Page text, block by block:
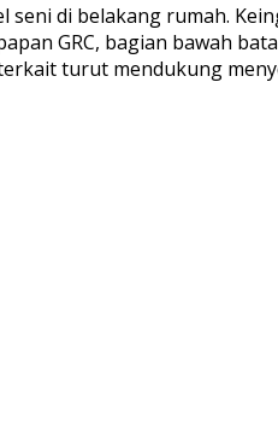
di belakang rumah.
GRC, bagian bawah
turut mendukung